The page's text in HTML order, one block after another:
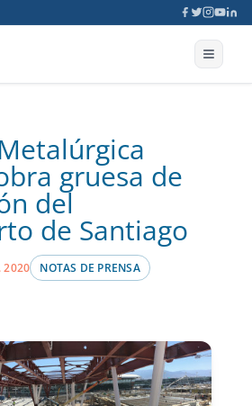
gruesa de
del
de Santiago
2020 NOTAS DE PRENSA